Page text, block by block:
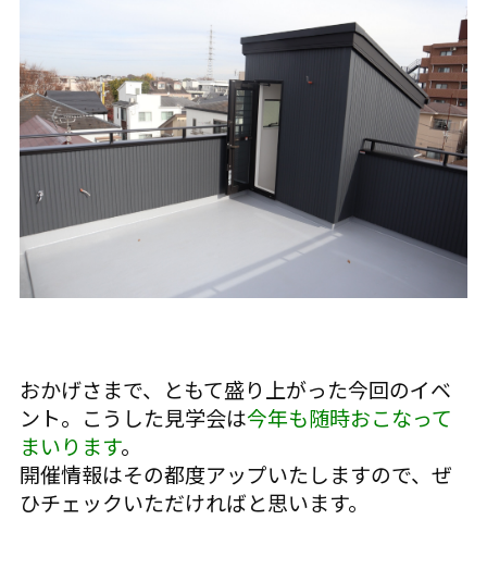
おかげさまで、ともて盛り上がった今回のイベ
ント。こうした見学会は今年も随時おこなって
まいります。
開催情報はその都度アップいたしますので、ぜ
ひチェックいただければと思います。